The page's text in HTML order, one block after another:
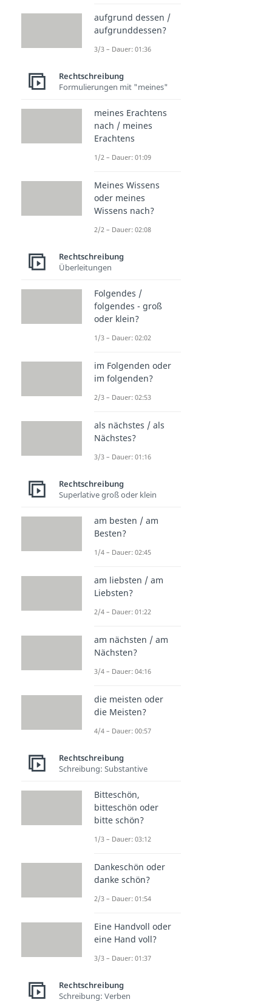
aufgrund dessen /
aufgrunddessen?
3/3 – Dauer: 01:36
Rechtschreibung
Formulierungen mit "meines"
meines Erachtens
nach / meines
Erachtens
1/2 – Dauer: 01:09
Meines Wissens
oder meines
Wissens nach?
2/2 – Dauer: 02:08
Rechtschreibung
Überleitungen
Folgendes /
folgendes - groß
oder klein?
1/3 – Dauer: 02:02
im Folgenden oder
im folgenden?
2/3 – Dauer: 02:53
als nächstes / als
Nächstes?
3/3 – Dauer: 01:16
Rechtschreibung
Superlative groß oder klein
am besten / am
Besten?
1/4 – Dauer: 02:45
am liebsten / am
Liebsten?
2/4 – Dauer: 01:22
am nächsten / am
Nächsten?
3/4 – Dauer: 04:16
die meisten oder
die Meisten?
4/4 – Dauer: 00:57
Rechtschreibung
Schreibung: Substantive
Bitteschön,
bitteschön oder
bitte schön?
1/3 – Dauer: 03:12
Dankeschön oder
danke schön?
2/3 – Dauer: 01:54
Eine Handvoll oder
eine Hand voll?
3/3 – Dauer: 01:37
Rechtschreibung
Schreibung: Verben